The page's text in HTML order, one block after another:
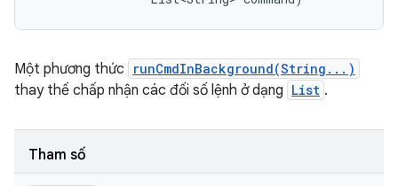
Một phương thức runCmdInBackground(String...)
thay thế chấp nhận các đối số lệnh ở dạng List .
Tham số